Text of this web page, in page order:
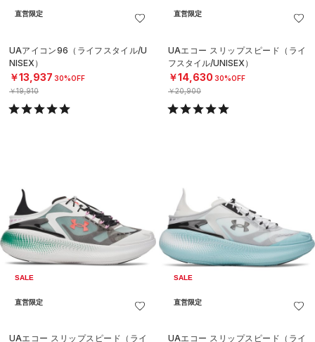
直営限定
UAアイコン96（ライフスタイル/U
NISEX）
￥13,937 30%OFF
￥19,910
直営限定
UAエコー スリップスピード（ライ
フスタイル/UNISEX）
￥14,630 30%OFF
￥20,900
SALE
直営限定
UAエコー スリップスピード（ライ
SALE
直営限定
UAエコー スリップスピード（ライ